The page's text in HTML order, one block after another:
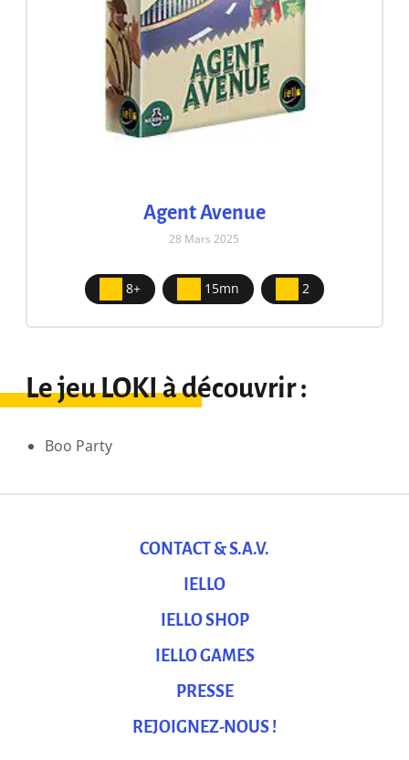
Agent Avenue
28 Mars 2025
8+ 15mn 2
Le jeu LOKI à découvrir :
Boo Party
CONTACT & S.A.V.
IELLO
IELLO SHOP
IELLO GAMES
PRESSE
REJOIGNEZ-NOUS !